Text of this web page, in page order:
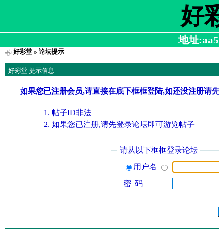
好
地址
好彩堂» 论坛提示
好彩堂 提示信息
如果您已注册会员,请直接在底下框框登陆,如还没注册请
帖子ID非法
如果您已注册,请先登录论坛即可游览帖子
请从以下框框登录论坛
用户名
密 码